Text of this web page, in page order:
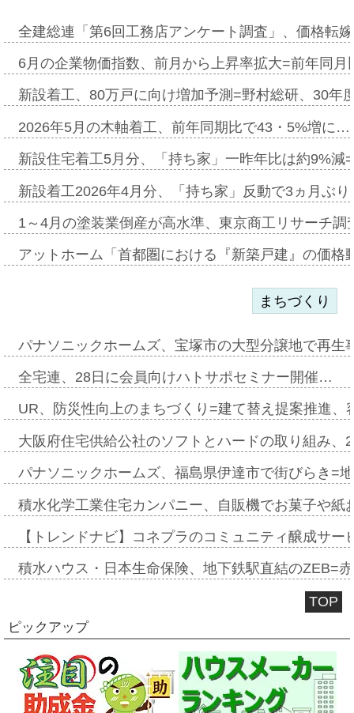
全建総連「第6回工務店アンケート調査」、価格転
6月の企業物価指数、前月から上昇率拡大=前年同
新設着工、80万戸に向け増加予測=野村総研、30年
2026年5月の木軸着工、前年同期比で43・5%増に…
新設住宅着工5月分、「持ち家」一昨年比は約9%
新設着工2026年4月分、「持ち家」反動で3ヵ月ぶ
1～4月の塗装業倒産が高水準、東京商工リサーチ
アットホーム「首都圏における『新築戸建』の価
まちづくり
パナソニックホームズ、宝塚市の大型分譲地で再
全宅連、28日に会員向けハトサポセミナー開催…
UR、防災性向上のまちづくり=建て替え提案推進
大阪府住宅供給公社のソフトとハードの取り組み
パナソニックホームズ、福島県伊達市で街びらき=
積水化学工業住宅カンパニー、自販機でお菓子や
【トレンドナビ】コネプラのコミュニティ醸成サ
積水ハウス・日本生命保険、地下鉄駅直結のZEB=
TOP
ピックアップ